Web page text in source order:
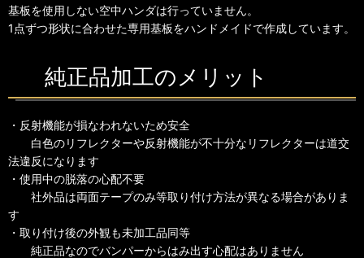
基板を使用しない空中ハンダは行っていません。
1点ずつ形状に合わせた専用基板をハンドメイドで作成しています。
純正品加工のメリット
・反射機能が損なわれないため安全
白色のリフレクターや反射機能が不十分なリフレクターは道交
法違反になります
・使用中の脱落の心配不要
社外品は両面テープのみ等取り付け方法が異なる場合がありま
す
・取り付け後の外観も未加工品同等
純正品なのでバンパーからはみ出す心配はありません